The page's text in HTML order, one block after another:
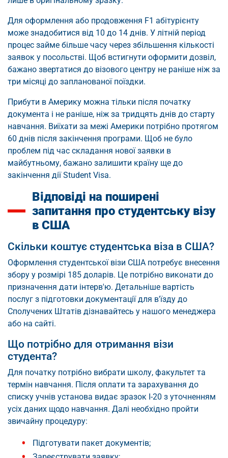
Для оформлення або продовження F1 абітурієнту
може знадобитися від 10 до 14 днів. У літній період
процес займе більше часу через збільшення кількості
заявок у посольстві. Щоб встигнути оформити дозвіл,
бажано звертатися до візового центру не раніше ніж за
три місяці до запланованої поїздки.
Прибути в Америку можна тільки після початку
документа і не раніше, ніж за тридцять днів до старту
навчання. Виїхати за межі Америки потрібно протягом
60 днів після закінчення програми. Щоб не було
проблем під час складання нової заявки в
майбутньому, бажано залишити країну ще до
закінчення дії Student Visa.
Відповіді на поширені
запитання про студентську візу
в США
Скільки коштує студентська віза в США?
Оформлення студентської візи США потребує внесення
збору у розмірі 185 доларів. Це потрібно виконати до
призначення дати інтерв'ю. Детальніше вартість
послуг з підготовки документації для в'їзду до
Сполучених Штатів дізнавайтесь у нашого менеджера
або на сайті.
Що потрібно для отримання візи
студента?
Для початку потрібно вибрати школу, факультет та
термін навчання. Після оплати та зарахування до
списку учнів установа видає зразок I-20 з уточненням
усіх даних щодо навчання. Далі необхідно пройти
звичайну процедуру:
Підготувати пакет документів;